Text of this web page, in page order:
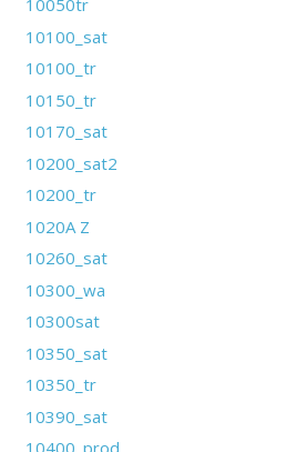
10050tr
10100_sat
10100_tr
10150_tr
10170_sat
10200_sat2
10200_tr
1020A Z
10260_sat
10300_wa
10300sat
10350_sat
10350_tr
10390_sat